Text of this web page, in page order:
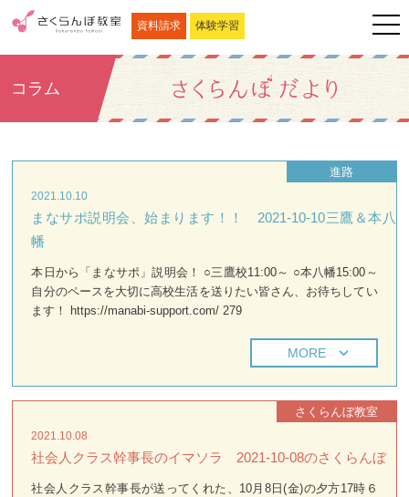
資料請求 体験学習
コラム
進路
2021.10.10
まなサポ説明会、始まります！！ 2021-10-10三鷹＆本八
幡
本日から「まなサポ」説明会！ ○三鷹校11:00～ ○本八幡15:00～
自分のペースを大切に高校生活を送りたい皆さん、お待ちしてい
ます！ https://manabi-support.com/ 279
MORE
さくらんぼ教室
2021.10.08
社会人クラス幹事長のイマソラ 2021-10-08のさくらんぼ
社会人クラス幹事長が送ってくれた、10月8日(金)の夕方17時６